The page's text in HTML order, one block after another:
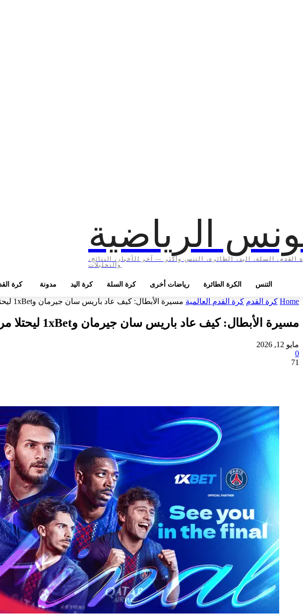
الرياضية
القدم، السلة، اليد، الطائرة، التنس وأكثر — آخر الأخبار، النتائج،
والتحليلات
التنس الكرة الطائرة رياضات أخرى كرة السلة كرة اليد مدونة كرة
Home كرة القدم كرة القدم العالمية مسيرة الأبطال: كيف عاد باريس سان جيرمان و1xBet ليحتلا مركز الصدارة في...
مسيرة الأبطال: كيف عاد باريس سان جيرمان و1xBet ليحتلا مركز الصدارة في تاريخ كرة القدم
مايو 12, 2026
0
71